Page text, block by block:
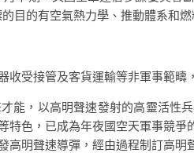
目的有空氣熱力學、推動體系和
受接管及客貨運輸等非軍事範疇
能，以高明聲速發射的高靈活性
色，已成為年夜國空天軍事競
高明聲速導彈，經由過程制訂高